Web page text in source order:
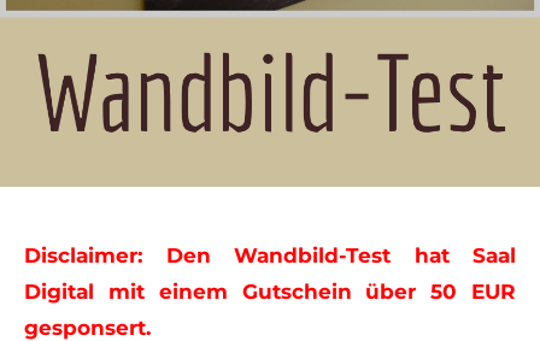
Disclaimer: Den Wandbild-Test hat Saal
Digital mit einem Gutschein über 50 EUR
gesponsert.